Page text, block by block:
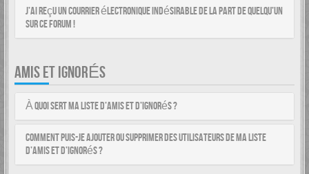
J’ai reçu un courrier électronique indésirable de la part de quelqu’un
sur ce forum !
AMIS ET IGNORÉS
À quoi sert ma liste d’amis et d’ignorés ?
Comment puis-je ajouter ou supprimer des utilisateurs de ma liste
d’amis et d’ignorés ?